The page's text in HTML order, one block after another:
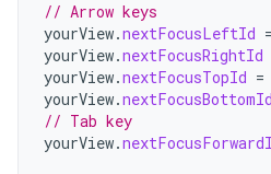
// Arrow keys
yourView.nextFocusLeftId =
yourView.nextFocusRightId
yourView.nextFocusTopId =
yourView.nextFocusBottomId
// Tab key
yourView.